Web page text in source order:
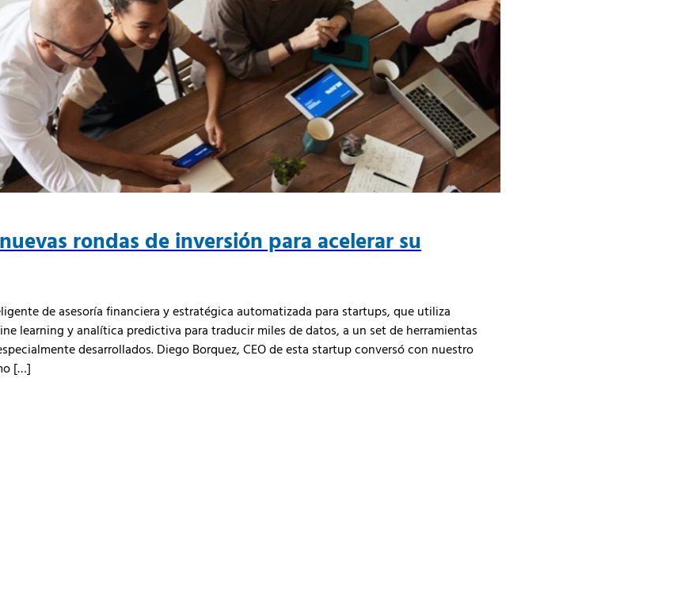
rondas de inversión para acelerar su
de asesoría financiera y estratégica automatizada para startups, que utiliza
learning y analítica predictiva para traducir miles de datos, a un set de herramientas
desarrollados. Diego Borquez, CEO de esta startup conversó con nuestro
[…]